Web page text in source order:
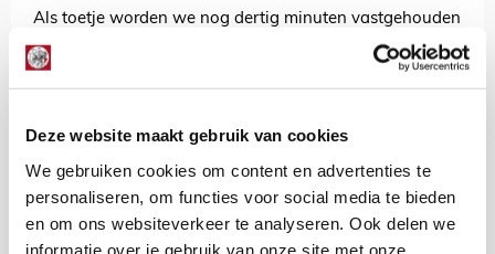
Deze website maakt gebruik van cookies
We gebruiken cookies om content en advertenties te
personaliseren, om functies voor social media te bieden
en om ons websiteverkeer te analyseren. Ook delen we
informatie over je gebruik van onze site met onze
Als toetje worden we nog dertig minuten vastgehouden
in het stadion. Dat is wel vaker zo, maar het nut ervan
ontgaat me dit keer volledig. Er is werkelijk geen enkele
reden voor. We mogen wel allemaal tegelijk met de
open. Er is niks aan de hand. Daar denken ze in Riga
anders over, want als ik het stadion uitloop, passeer ik
talloze Robocops. Mitrailleurs, bivakmutsen en handen
op de wapenstok, ons goed in de gaten houdend. Om